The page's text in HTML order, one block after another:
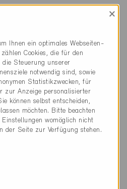
Energieeffizienz
×
Ihnen ein optimales Webseiten-
Cookies, die für den
Steuerung unserer
notwendig sind, sowie
Statistikzwecken, für
zur Anzeige personalisierter
können selbst entscheiden,
möchten. Bitte beachten
womöglich nicht
der Seite zur Verfügung stehen.